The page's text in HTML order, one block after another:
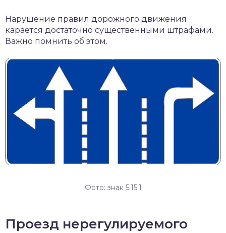
Нарушение правил дорожного движения
карается достаточно существенными штрафами.
Важно помнить об этом.
Фото: знак 5.15.1
Проезд нерегулируемого